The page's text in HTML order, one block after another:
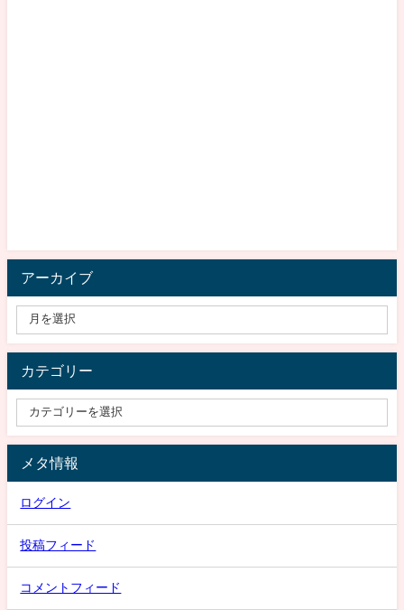
アーカイブ
カテゴリー
メタ情報
ログイン
投稿フィード
コメントフィード